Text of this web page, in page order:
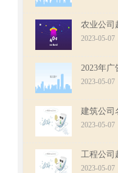
2023-05-07
2023-05-07
2023-05-07
2023-05-07